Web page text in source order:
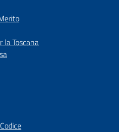
la Toscana